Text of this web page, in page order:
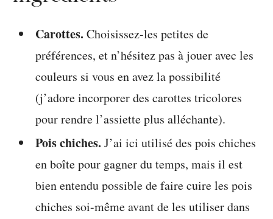
Carottes. Choisissez-les petites de
préférences, et n’hésitez pas à jouer avec les
couleurs si vous en avez la possibilité
(j’adore incorporer des carottes tricolores
pour rendre l’assiette plus alléchante).
Pois chiches. J’ai ici utilisé des pois chiches
en boîte pour gagner du temps, mais il est
bien entendu possible de faire cuire les pois
chiches soi-même avant de les utiliser dans